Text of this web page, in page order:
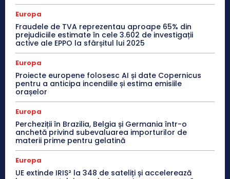
Europa
Fraudele de TVA reprezentau aproape 65% din
prejudiciile estimate în cele 3.602 de investigații
active ale EPPO la sfârșitul lui 2025
Europa
Proiecte europene folosesc AI și date Copernicus
pentru a anticipa incendiile și estima emisiile
orașelor
Europa
Percheziții în Brazilia, Belgia și Germania într-o
anchetă privind subevaluarea importurilor de
materii prime pentru gelatină
Europa
UE extinde IRIS² la 348 de sateliți și accelerează